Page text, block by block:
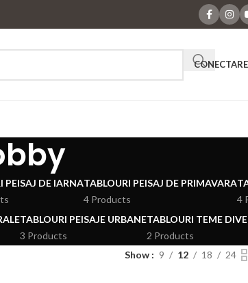
PEISAJ DE IARNATABLOURI PEISAJ DE PRIMAVARA
4 Products
4
TABLOURI PEISAJE URBANE
3 Products
TABLOURI TEME
2 Products
Show 9 12 18 24